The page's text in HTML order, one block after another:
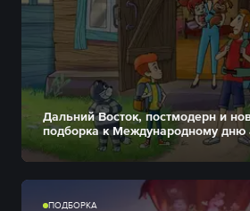
Дальний Восток, постмодерн и
подборка к Международному дню
ПОДБОРКА